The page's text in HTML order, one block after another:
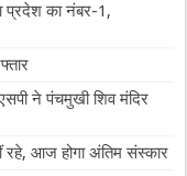
प्रदेश का नंबर-1,
ने पंचमुखी शिव मंदिर
रहे, आज होगा अंतिम संस्कार